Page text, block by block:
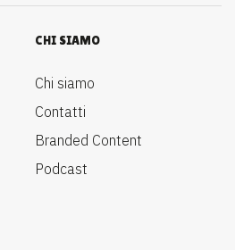
CHI SIAMO
Chi siamo
Contatti
Branded Content
Podcast